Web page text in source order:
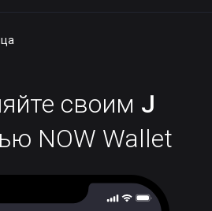
своим J
NOW Wallet